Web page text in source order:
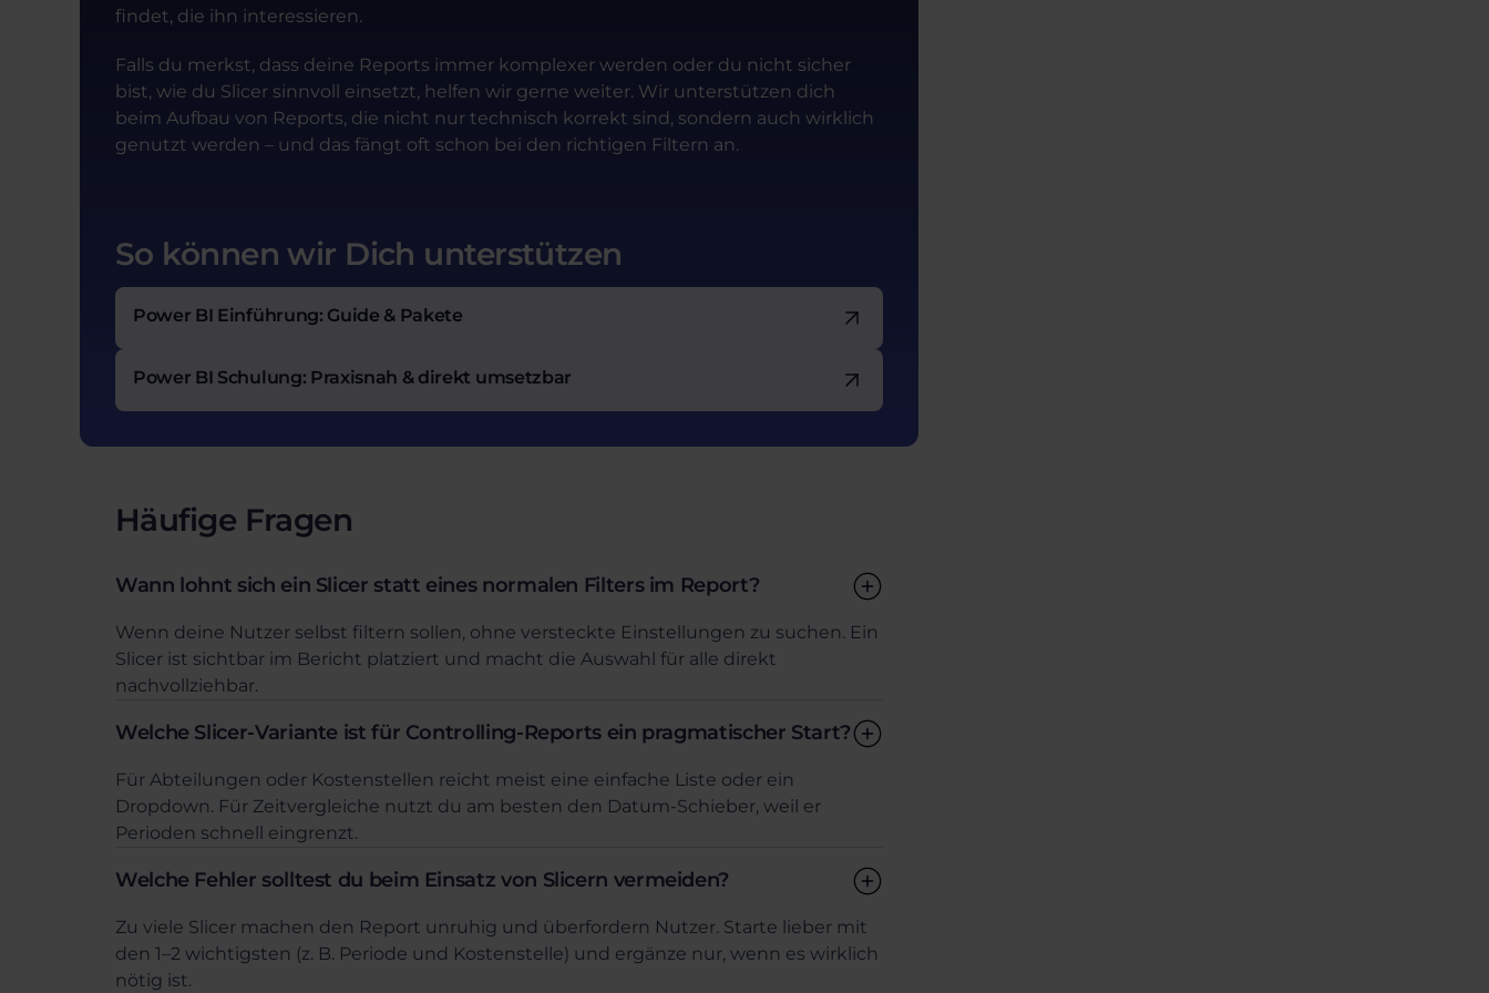
findet, die ihn interessieren.
Falls du merkst, dass deine Reports immer komplexer werden oder du nicht sicher
bist, wie du Slicer sinnvoll einsetzt, helfen wir gerne weiter. Wir unterstützen dich
beim Aufbau von Reports, die nicht nur technisch korrekt sind, sondern auch wirklich
genutzt werden – und das fängt oft schon bei den richtigen Filtern an.
So können wir Dich unterstützen
Power BI Einführung: Guide & Pakete
Power BI Schulung: Praxisnah & direkt umsetzbar
Häufige Fragen
Wann lohnt sich ein Slicer statt eines normalen Filters im Report?
Wenn deine Nutzer selbst filtern sollen, ohne versteckte Einstellungen zu suchen. Ein
Slicer ist sichtbar im Bericht platziert und macht die Auswahl für alle direkt
nachvollziehbar.
Welche Slicer-Variante ist für Controlling-Reports ein pragmatischer Start?
Für Abteilungen oder Kostenstellen reicht meist eine einfache Liste oder ein
Dropdown. Für Zeitvergleiche nutzt du am besten den Datum-Schieber, weil er
Perioden schnell eingrenzt.
Welche Fehler solltest du beim Einsatz von Slicern vermeiden?
Zu viele Slicer machen den Report unruhig und überfordern Nutzer. Starte lieber mit
den 1–2 wichtigsten (z. B. Periode und Kostenstelle) und ergänze nur, wenn es wirklich
nötig ist.